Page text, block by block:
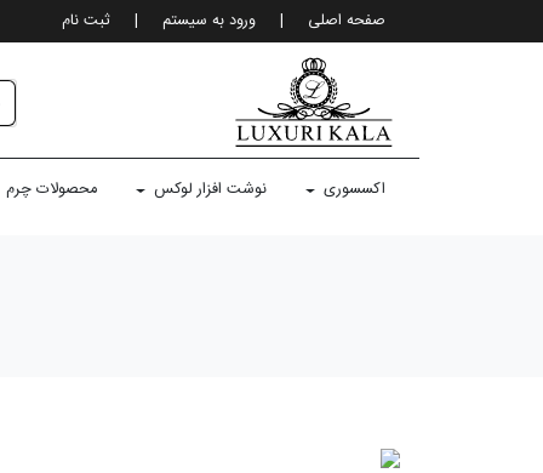
صفحه اصلی | ورود به سيستم | ثبت نام
اکسسوری نوشت افزار لوکس محصولات چرم